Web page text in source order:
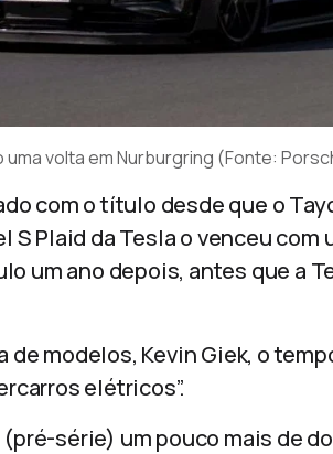
volta em Nurburgring (Fonte:
com o título desde que o
S Plaid da Tesla o venceu com
um ano depois, antes que a
modelos, Kevin Giek, o
elétricos”.
série) um pouco mais de